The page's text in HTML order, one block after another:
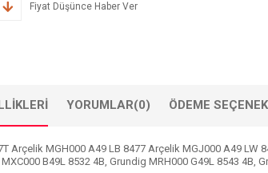
Fiyat Düşünce Haber Ver
YORUMLAR(0) ÖDEME
Arçelik MGH000 A49 LB 8477 Arçelik MGJ000 A49
B49L 8532 4B, Grundig MRH000 G49L 8543 4B,